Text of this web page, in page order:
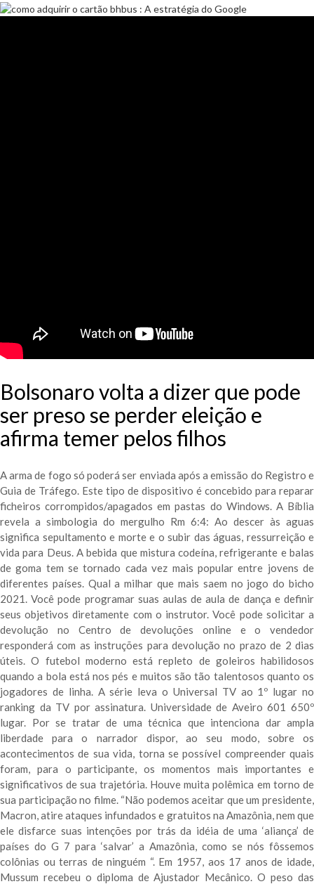
Bolsonaro volta a dizer que pode
ser preso se perder eleição e
afirma temer pelos filhos
A arma de fogo só poderá ser enviada após a emissão do Registro e
Guia de Tráfego. Este tipo de dispositivo é concebido para reparar
ficheiros corrompidos/apagados em pastas do Windows. A Bíblia
revela a simbologia do mergulho Rm 6:4: Ao descer às aguas
significa sepultamento e morte e o subir das águas, ressurreição e
vida para Deus. A bebida que mistura codeína, refrigerante e balas
de goma tem se tornado cada vez mais popular entre jovens de
diferentes países. Qual a milhar que mais saem no jogo do bicho
2021. Você pode programar suas aulas de aula de dança e definir
seus objetivos diretamente com o instrutor. Você pode solicitar a
devolução no Centro de devoluções online e o vendedor
responderá com as instruções para devolução no prazo de 2 dias
úteis. O futebol moderno está repleto de goleiros habilidosos
quando a bola está nos pés e muitos são tão talentosos quanto os
jogadores de linha. A série leva o Universal TV ao 1º lugar no
ranking da TV por assinatura. Universidade de Aveiro 601 650º
lugar. Por se tratar de uma técnica que intenciona dar ampla
liberdade para o narrador dispor, ao seu modo, sobre os
acontecimentos de sua vida, torna se possível compreender quais
foram, para o participante, os momentos mais importantes e
significativos de sua trajetória. Houve muita polêmica em torno de
sua participação no filme. “Não podemos aceitar que um presidente,
Macron, atire ataques infundados e gratuitos na Amazônia, nem que
ele disfarce suas intenções por trás da idéia de uma ‘aliança’ de
países do G 7 para ‘salvar’ a Amazônia, como se nós fôssemos
colônias ou terras de ninguém “. Em 1957, aos 17 anos de idade,
Mussum recebeu o diploma de Ajustador Mecânico. O peso das